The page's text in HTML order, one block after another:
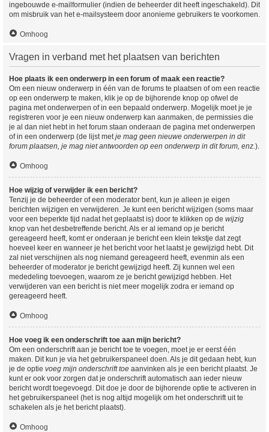
ingebouwde e-mailformulier (indien de beheerder dit heeft ingeschakeld). Dit
om misbruik van het e-mailsysteem door anonieme gebruikers te voorkomen.
Omhoog
Vragen in verband met het plaatsen van berichten
Hoe plaats ik een onderwerp in een forum of maak een reactie?
Om een nieuw onderwerp in één van de forums te plaatsen of om een reactie
op een onderwerp te maken, klik je op de bijhorende knop op ofwel de
pagina met onderwerpen of in een bepaald onderwerp. Mogelijk moet je je
registreren voor je een nieuw onderwerp kan aanmaken, de permissies die
je al dan niet hebt in het forum staan onderaan de pagina met onderwerpen
of in een onderwerp (de lijst metje mag geen nieuwe onderwerpen in dit
forum plaatsen, je mag niet antwoorden op een onderwerp in dit forum, enz.).
Omhoog
Hoe wijzig of verwijder ik een bericht?
Tenzij je de beheerder of een moderator bent, kun je alleen je eigen
berichten wijzigen en verwijderen. Je kunt een bericht wijzigen (soms maar
voor een beperkte tijd nadat het geplaatst is) door te klikken op de wijzig
knop van het desbetreffende bericht. Als er al iemand op je bericht
gereageerd heeft, komt er onderaan je bericht een klein tekstje dat zegt
hoeveel keer en wanneer je het bericht voor het laatst je gewijzigd hebt. Dit
zal niet verschijnen als nog niemand gereageerd heeft, evenmin als een
beheerder of moderator je bericht gewijzigd heeft. Zij kunnen wel een
mededeling toevoegen, waarom ze je bericht gewijzigd hebben. Het
verwijderen van een bericht is niet meer mogelijk zodra er iemand op
gereageerd heeft.
Omhoog
Hoe voeg ik een onderschrift toe aan mijn bericht?
Om een onderschrift aan je bericht toe te voegen, moet je er eerst één
maken. Dit kun je via het gebruikerspaneel doen. Als je dit gedaan hebt, kun
je de optie voeg mijn onderschrift toe aanvinken als je een bericht plaatst. Je
kunt er ook voor zorgen dat je onderschrift automatisch aan ieder nieuw
bericht wordt toegevoegd. Dit doe je door de bijhorende optie te activeren in
het gebruikerspaneel (het is nog altijd mogelijk om het onderschrift uit te
schakelen als je het bericht plaatst).
Omhoog